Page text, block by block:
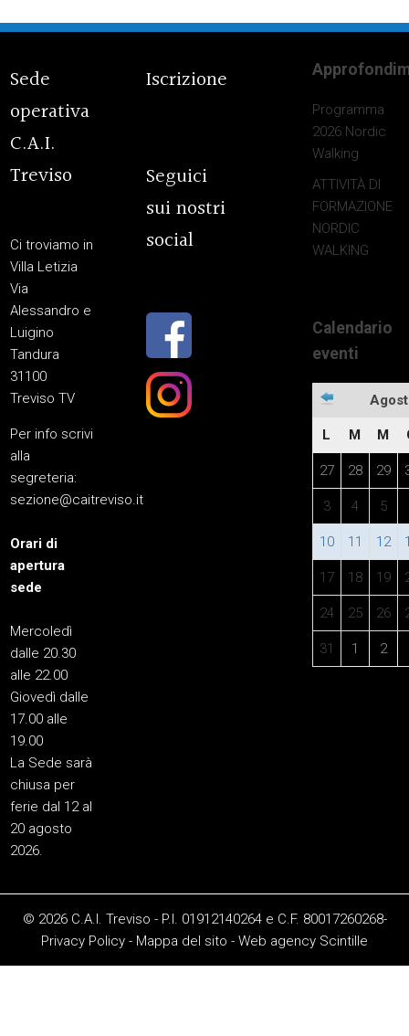
Programma
2026 Nordic
Walking
ATTIVITÀ DI
FORMAZIONE
NORDIC
WALKING
Calendario
eventi
L M M
27 28 29
3 4 5
10 11 12
17 18 19
24 25 26
31 1 2
Sede
operativa
C.A.I.
Treviso
Ci troviamo in
Villa Letizia
Via
Alessandro e
Luigino
Tandura
31100
Treviso TV
Per info scrivi
alla
segreteria:
sezione@caitreviso.it
Orari di
apertura
sede
Mercoledì
dalle 20.30
alle 22.00
Giovedì dalle
17.00 alle
19.00
La Sede sarà
chiusa per
ferie dal 12 al
20 agosto
2026.
Iscrizione
Seguici
sui nostri
social
© 2026 C.A.I. Treviso - P.I. 01912140264 e C.F. 80017260268-
Privacy Policy - Mappa del sito - Web agency Scintille